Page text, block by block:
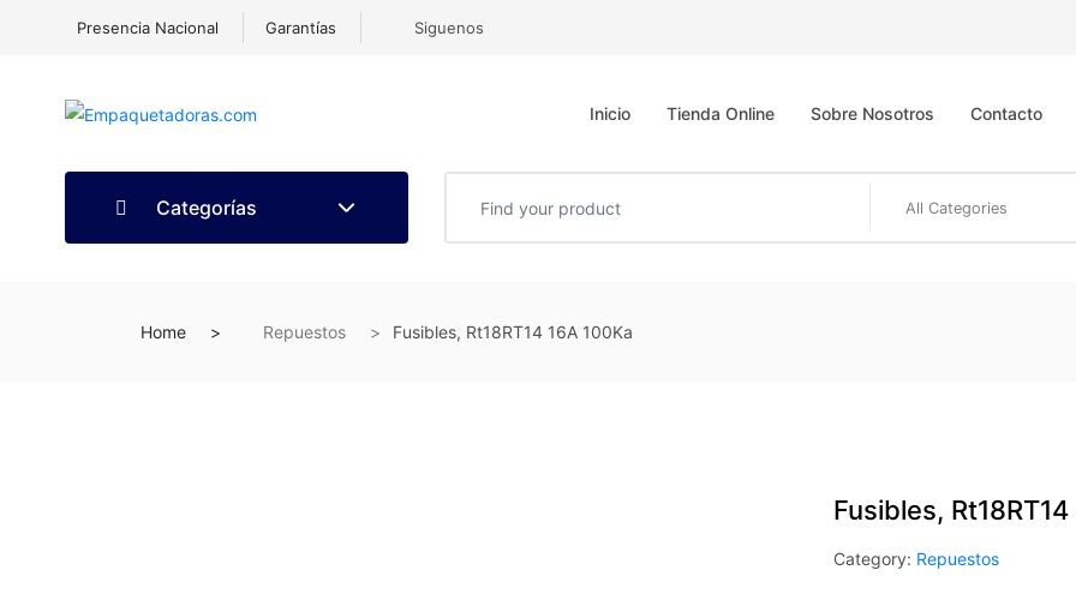
Presencia Nacional Garantías Siguenos
Inicio Tienda Online Sobre Nosotros Contacto
Categorías
Home Repuestos Fusibles, Rt18RT14 16A 100Ka
Fusibles,
Category: Repuestos